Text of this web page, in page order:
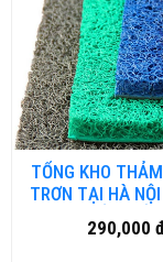
TỔNG KHO
TRƠN TẠI HÀ
NHỤA RỐI,
LƯỚI, THẢM
290,000